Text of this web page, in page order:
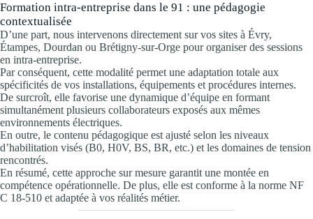
Formation intra-entreprise dans le 91 : une pédagogie
contextualisée
D’une part, nous intervenons directement sur vos sites à Évry,
Étampes, Dourdan ou Brétigny-sur-Orge pour organiser des sessions
en intra-entreprise.
Par conséquent, cette modalité permet une adaptation totale aux
spécificités de vos installations, équipements et procédures internes.
De surcroît, elle favorise une dynamique d’équipe en formant
simultanément plusieurs collaborateurs exposés aux mêmes
environnements électriques.
En outre, le contenu pédagogique est ajusté selon les niveaux
d’habilitation visés (B0, H0V, BS, BR, etc.) et les domaines de tension
rencontrés.
En résumé, cette approche sur mesure garantit une montée en
compétence opérationnelle. De plus, elle est conforme à la norme NF
C 18-510 et adaptée à vos réalités métier.